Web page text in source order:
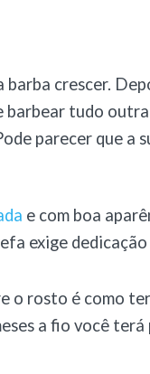
crescer.
tudo
parecer que a
e com boa
exige dedicação
o rosto é como
a fio você terá